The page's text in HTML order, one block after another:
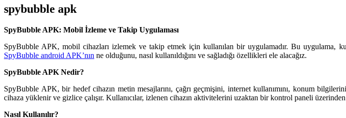
spybubble apk
SpyBubble APK: Mobil İzleme ve Takip Uygulaması
SpyBubble APK, mobil cihazları izlemek ve takip etmek için kullanılan bir uygulamadır. Bu uygulama,
SpyBubble android APK’nın ne olduğunu, nasıl kullanıldığını ve sağladığı özellikleri ele alacağız.
SpyBubble APK Nedir?
SpyBubble APK, bir hedef cihazın metin mesajlarını, çağrı geçmişini, internet kullanımını, konum
cihaza yüklenir ve gizlice çalışır. Kullanıcılar, izlenen cihazın aktivitelerini uzaktan bir kontrol paneli
Nasıl Kullanılır?